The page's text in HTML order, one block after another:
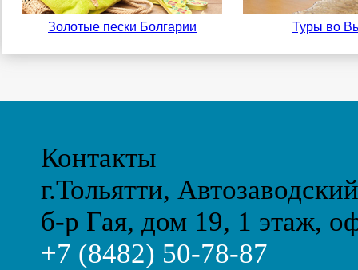
Золотые пески Болгарии Туры во
Контакты
г.Тольятти,
б-р Гая, дом 19, 1 этаж,
+7 (8482) 50-78-87